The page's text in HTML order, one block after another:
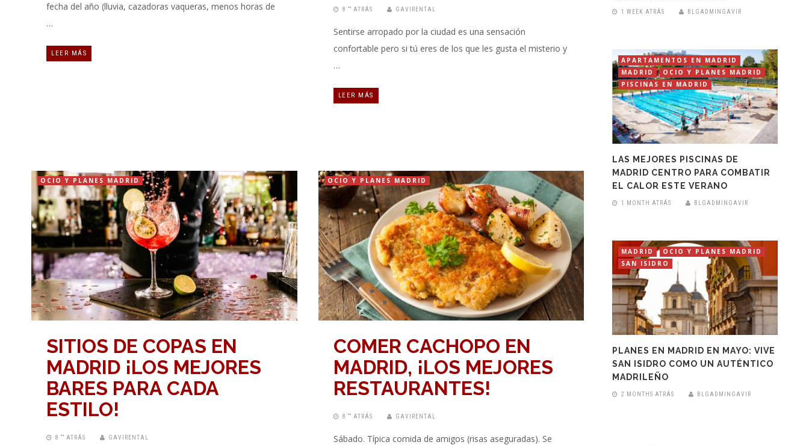
fecha del año (lluvia, cazadoras vaqueras, menos horas de
…
LEER MÁS
8 “” ATRÁS GAVIRENTAL
Sentirse arropado por la ciudad es una sensación
confortable pero si tú eres de los que les gusta el misterio y
…
LEER MÁS
OCIO Y PLANES MADRID
SITIOS DE COPAS EN
MADRID ¡LOS MEJORES
BARES PARA CADA
ESTILO!
8 “” ATRÁS GAVIRENTAL
OCIO Y PLANES MADRID
COMER CACHOPO EN
MADRID, ¡LOS MEJORES
RESTAURANTES!
8 “” ATRÁS GAVIRENTAL
Sábado. Típica comida de amigos (risas aseguradas). Se
1 WEEK ATRÁS BLGADMINGAVIR
APARTAMENTOS EN MADRID
MADRID
OCIO Y PLANES MADRID
PISCINAS EN MADRID
LAS MEJORES PISCINAS DE
MADRID CENTRO PARA COMBATIR
EL CALOR ESTE VERANO
1 MONTH ATRÁS BLGADMINGAVIR
MADRID
OCIO Y PLANES MADRID
SAN ISIDRO
PLANES EN MADRID EN MAYO: VIVE
SAN ISIDRO COMO UN AUTÉNTICO
MADRILEÑO
2 MONTHS ATRÁS BLGADMINGAVIR